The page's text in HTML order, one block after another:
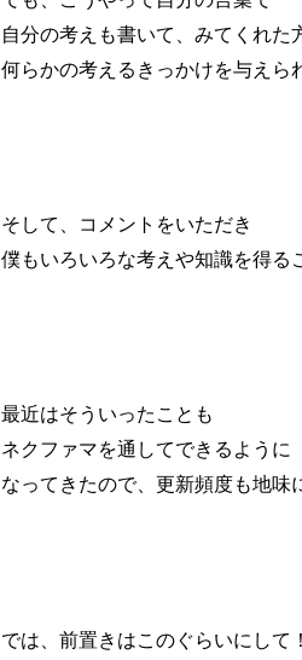
自分の考えも書いて、みてくれた
何らかの考えるきっかけを与えら
そして、コメントをいただき
僕もいろいろな考えや知識を得る
最近はそういったことも
ネクファマを通してできるように
なってきたので、更新頻度も地味
では、前置きはこのぐらいにして！